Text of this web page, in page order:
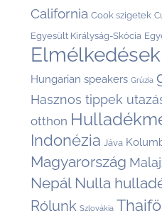
California Cook szigetek
Egyesült Királyság-Skócia
Elmélkedések
Hungarian speakers Grúzia
Hasznos tippek
otthon
Indonézia Jáva
Magyarország
Nepál Nulla
Rólunk Szlovákia